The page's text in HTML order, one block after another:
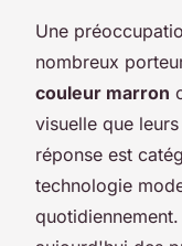
Une
nombreux
couleur marron
visuelle que
réponse est
technologie